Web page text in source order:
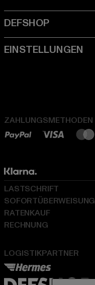
ZAHLUNGSMETHODEN
LOGISTIKPARTNER
LASTSCHRIFT
SOFORTÜBERWEISUNG
RATENKAUF
RECHNUNG